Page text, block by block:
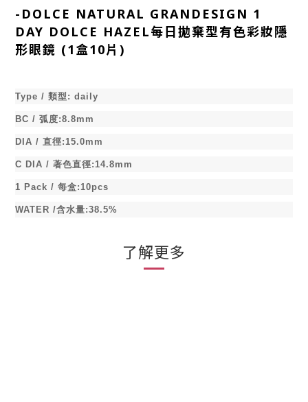
- DOLCE NATURAL GRANDESIGN 1
DAY DOLCE HAZEL每日拋棄型有色彩妝隱
形眼鏡 (1盒10片)
Type / 類型 : daily
BC / 弧度:8.8mm
DIA / 直徑:15.0mm
C DIA / 著色直徑:14.8mm
1 Pack / 每盒:10pcs
WATER /含水量:38.5%
了解更多